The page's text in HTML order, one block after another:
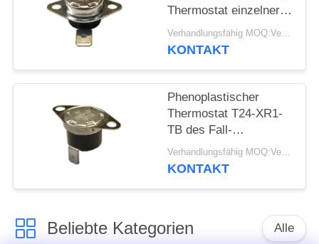
Thermostat einzelner
Pole - sondern Sie
Wurfs-Höhe 12.4mm
Verhandlungsfähig MOQ:Verhandelbar
KONTAKT
Phenoplastischer
Thermostat T24-XR1-
TB des Fall-
automatischen
Zurücksetzens mit
Verhandlungsfähig MOQ:Verhandelbar
KONTAKT
Beliebte Kategorien Alle